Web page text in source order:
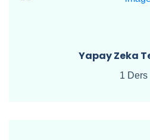
Yapay Zeka
1 Ders